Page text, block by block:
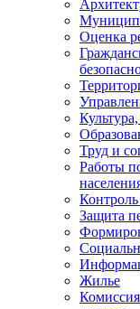
Оценка
Труд и
Работы
Защита
Жилье